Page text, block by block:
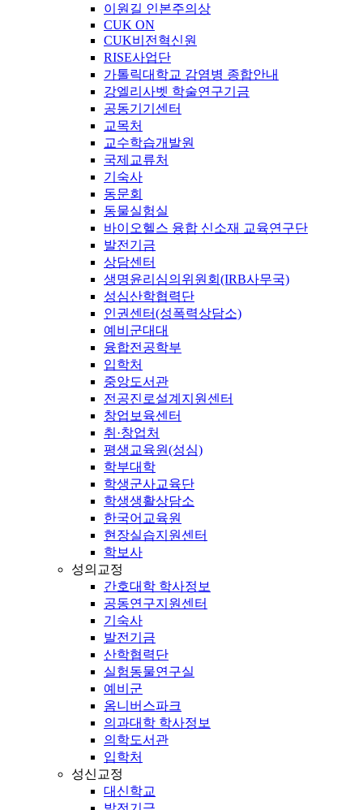
이원길 인본주의상
CUK ON
CUK비전혁신원
RISE사업단
가톨릭대학교 감염병 종합안내
강엘리사벳 학술연구기금
공동기기센터
교목처
교수학습개발원
국제교류처
기숙사
동문회
동물실험실
바이오헬스 융합 신소재 교육연구단
발전기금
상담센터
생명윤리심의위원회(IRB사무국)
성심산학협력단
인권센터(성폭력상담소)
예비군대대
융합전공학부
입학처
중앙도서관
전공진로설계지원센터
창업보육센터
취·창업처
평생교육원(성심)
학부대학
학생군사교육단
학생생활상담소
한국어교육원
현장실습지원센터
학보사
성의교정
간호대학 학사정보
공동연구지원센터
기숙사
발전기금
산학협력단
실험동물연구실
예비군
옴니버스파크
의과대학 학사정보
의학도서관
입학처
성신교정
대신학교